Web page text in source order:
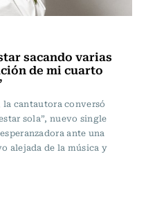
sacando varias
de mi cuarto
la cantautora conversó
sola”, nuevo single
ante una
alejada de la música y